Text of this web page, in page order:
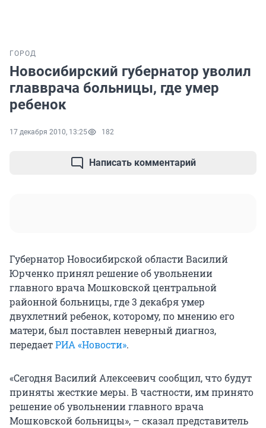
ГОРОД
Новосибирский губернатор уволил
главврача больницы, где умер
ребенок
17 декабря 2010, 13:25 182
Написать комментарий
Губернатор Новосибирской области Василий
Юрченко принял решение об увольнении
главного врача Мошковской центральной
районной больницы, где 3 декабря умер
двухлетний ребенок, которому, по мнению его
матери, был поставлен неверный диагноз,
передаетРИА «Новости».
«Сегодня Василий Алексеевич сообщил, что будут
приняты жесткие меры. В частности, им принято
решение об увольнении главного врача
Мошковской больницы», – сказал представитель